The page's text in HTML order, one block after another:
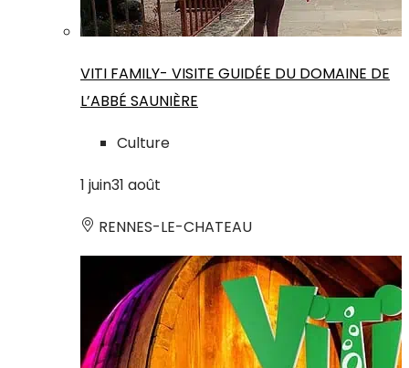
VITI FAMILY- VISITE GUIDÉE DU DOMAINE DE
L’ABBÉ SAUNIÈRE
Culture
1 juin31 août
RENNES-LE-CHATEAU